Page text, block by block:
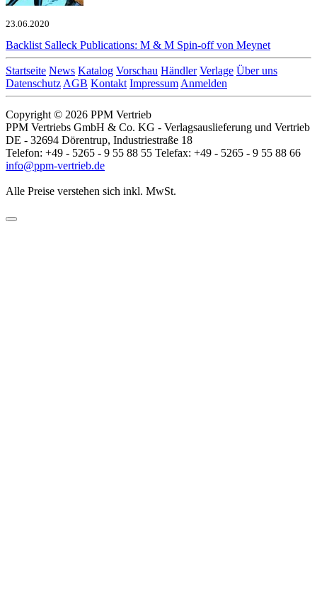
23.06.2020
Backlist Salleck Publications: M & M Spin-off von Meynet
Startseite News Katalog Vorschau Händler Verlage Über uns
Datenschutz AGB Kontakt Impressum Anmelden
Copyright © 2026 PPM Vertrieb
PPM Vertriebs GmbH & Co. KG - Verlagsauslieferung und Vertrieb
DE - 32694 Dörentrup, Industriestraße 18
Telefon: +49 - 5265 - 9 55 88 55 Telefax: +49 - 5265 - 9 55 88 66
info@ppm-vertrieb.de
Alle Preise verstehen sich inkl. MwSt.